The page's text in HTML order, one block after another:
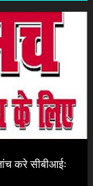
करे सीबीआईः